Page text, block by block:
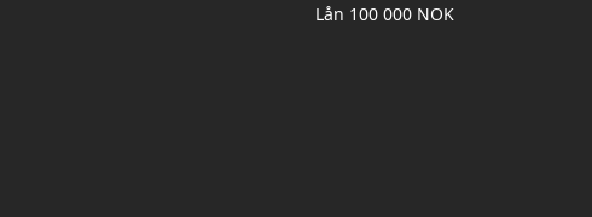
Lån 100 000 NOK